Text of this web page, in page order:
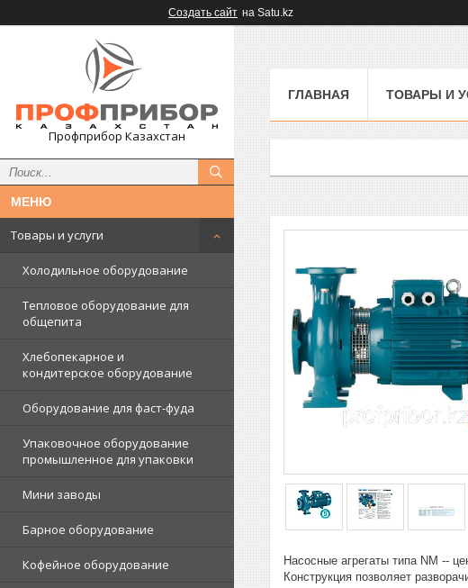
Создать сайт на Satu.kz
Профприбор Казахстан
Товары и услуги
Холодильное оборудование
Тепловое оборудование для
общепита
Хлебопекарное и
кондитерское оборудование
Оборудование для фаст-фуда
Упаковочное оборудование
промышленное для упаковки
Мини заводы
Барное оборудование
Кофейное оборудование
ГЛАВНАЯ ТОВАРЫ И
Насосные агрегаты типа NM --
Конструкция позволяет